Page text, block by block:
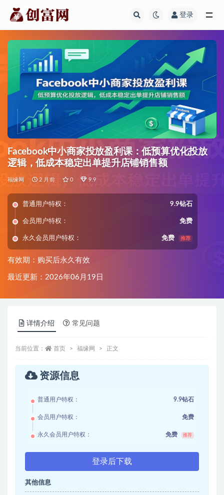
登录
Facebook中小商家投放盈利课：低预算优化投放
逻辑，低成本稳定出单提升店铺销售额
福缘网 2 月前 0 9.9
普通用户特权： 9.9钻石
会员用户特权： 免费
永久会员用户特权： 免费 推荐
有效期：购买后永久有效
最近更新：2026年06月19日
详情介绍 常见问题
当前位置： 首页 福缘网 正文
资源信息
普通用户特权： 9.9钻石
会员用户特权： 免费
永久会员用户特权： 免费 推荐
登录后下载
其他信息